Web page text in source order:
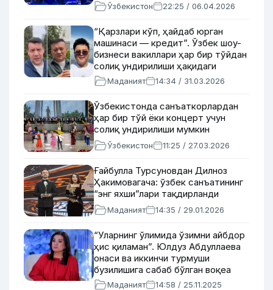
Ўзбекистон 22:25 / 06.04.2026
“Қарзлари кўп, ҳайдаб юрган
машинаси — кредит”. Ўзбек шоу-
бизнеси вакиллари ҳар бир тўйдан
солиқ ундирилиши ҳақидаги
хабарга муносабат билдирмоқда
Маданият 14:34 / 31.03.2026
Ўзбекистонда санъаткорлардан
ҳар бир тўй ёки концерт учун
солиқ ундирилиши мумкин
Ўзбекистон 11:25 / 27.03.2026
Ғайбулла Турсуновдан Дилноз
Ҳакимовагача: ўзбек санъатининг
“энг яхши”лари тақдирланди
Маданият 14:35 / 29.01.2026
“Уларнинг ўлимида ўзимни айбдор
ҳис қиламан”. Юлдуз Абдуллаева
онаси ва иккинчи турмуши
бузилишига сабаб бўлган воқеа
ҳақида
Маданият 14:58 / 25.11.2025